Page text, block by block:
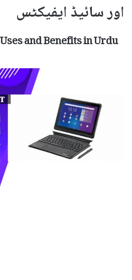
اور سائیڈ ایفیکٹس
and Benefits in Urdu